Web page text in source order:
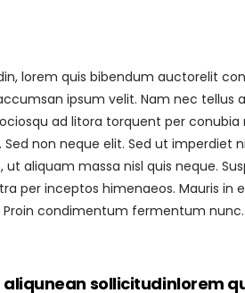
lorem quis bibendum auctorelit
ipsum velit. Nam nec tellus
ad litora torquent per conubia
non neque elit. Sed ut imperdiet
aliquam massa nisl quis neque.
per inceptos himenaeos. Mauris in
Proin condimentum fermentum nunc.
sollicitudinlorem